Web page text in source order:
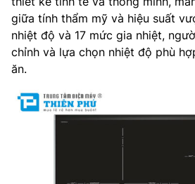
giữa tính thẩm mỹ và hiệu suất
nhiệt độ và 17 mức gia nhiệt,
chỉnh và lựa chọn nhiệt độ phù
ăn.